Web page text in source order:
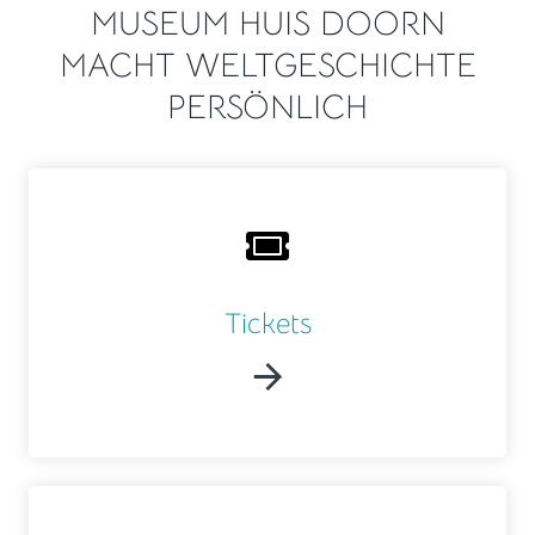
MUSEUM HUIS DOORN
MACHT WELTGESCHICHTE
PERSÖNLICH
Tickets